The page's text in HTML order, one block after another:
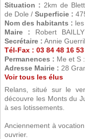
Situation : 2km de
de Dole / Superficie :
Nom des habitants :
Maire : Robert
Secrétaire : Annie
Tél-Fax : 03 84 48 16 53
Permanences : Me et S
Adresse Mairie : 28
Voir tous les élus
Relans, situé sur le
découvre les Monts du
à ses lotissements.
Anciennement à
ouvrier.